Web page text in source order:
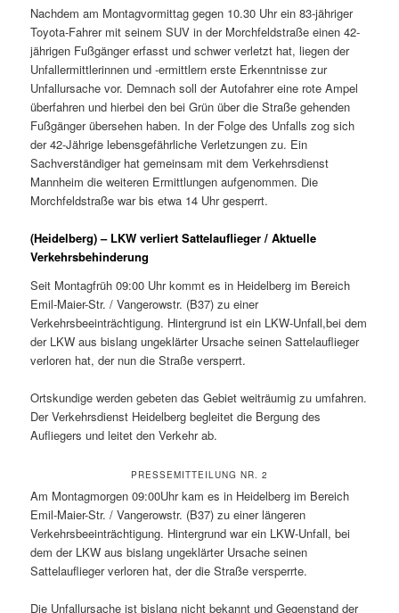
Nachdem am Montagvormittag gegen 10.30 Uhr ein 83-jähriger
Toyota-Fahrer mit seinem SUV in der Morchfeldstraße einen 42-
jährigen Fußgänger erfasst und schwer verletzt hat, liegen der
Unfallermittlerinnen und -ermittlern erste Erkenntnisse zur
Unfallursache vor. Demnach soll der Autofahrer eine rote Ampel
überfahren und hierbei den bei Grün über die Straße gehenden
Fußgänger übersehen haben. In der Folge des Unfalls zog sich
der 42-Jährige lebensgefährliche Verletzungen zu. Ein
Sachverständiger hat gemeinsam mit dem Verkehrsdienst
Mannheim die weiteren Ermittlungen aufgenommen. Die
Morchfeldstraße war bis etwa 14 Uhr gesperrt.
(Heidelberg) – LKW verliert Sattelauflieger / Aktuelle
Verkehrsbehinderung
Seit Montagfrüh 09:00 Uhr kommt es in Heidelberg im Bereich
Emil-Maier-Str. / Vangerowstr. (B37) zu einer
Verkehrsbeeinträchtigung. Hintergrund ist ein LKW-Unfall,bei dem
der LKW aus bislang ungeklärter Ursache seinen Sattelauflieger
verloren hat, der nun die Straße versperrt.
Ortskundige werden gebeten das Gebiet weiträumig zu umfahren.
Der Verkehrsdienst Heidelberg begleitet die Bergung des
Aufliegers und leitet den Verkehr ab.
PRESSEMITTEILUNG NR. 2
Am Montagmorgen 09:00Uhr kam es in Heidelberg im Bereich
Emil-Maier-Str. / Vangerowstr. (B37) zu einer längeren
Verkehrsbeeinträchtigung. Hintergrund war ein LKW-Unfall, bei
dem der LKW aus bislang ungeklärter Ursache seinen
Sattelauflieger verloren hat, der die Straße versperrte.
Die Unfallursache ist bislang nicht bekannt und Gegenstand der